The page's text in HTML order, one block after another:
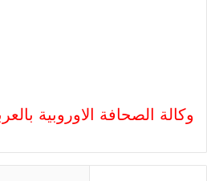
وكالة الصحافة الاوروبية